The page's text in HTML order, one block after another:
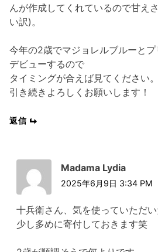
んが作成してくれているので甘え
い訳)。
今年の2歳でマジョレルブルーと
デビューするので
タイミングが合えば見てください。
引き続きよろしくお願いします！
返信
Madama Lydia
2025年6月9日 3:34 PM
十兵衛さん、気を使っていただい
少し多めに寄付しておきます笑